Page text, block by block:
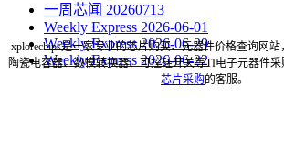
一周芯闻 20260713
Weekly Express 2026-06-01
Weekly Express 2026-06-29
Weekly Express 2026-06-22
xplorechips是一家专业的芯片购买、元器件价格查询网站
陶瓷电容器、数模转换器、可控硅开关等TI电子元器件
芯片采购的客服。